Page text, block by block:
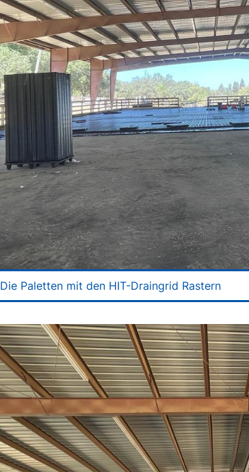
Die Paletten mit den HIT-Draingrid Rastern